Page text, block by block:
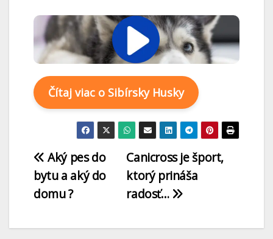
Čítaj viac o Sibírsky Husky
Canicross je šport,
ktorý prináša
radosť…
Aký pes do
bytu a aký do
domu ?